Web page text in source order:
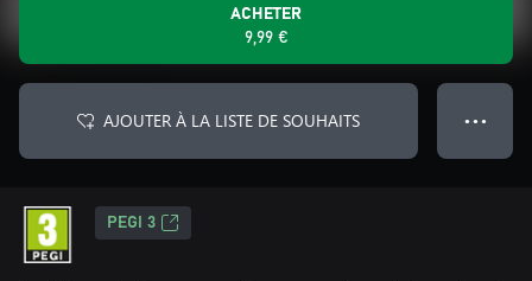
ACHETER
9,99 €
AJOUTER À LA LISTE DE SOUHAITS ● ● ●
PEGI 3